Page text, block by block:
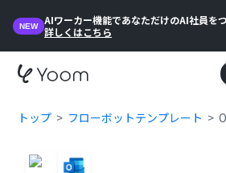
NEW
AIワーカー機能であなただけのAI社員を
詳しくはこちら
トップ フローボットテンプレート